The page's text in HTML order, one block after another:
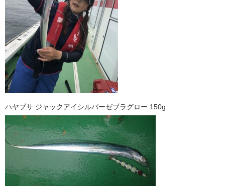
ハヤブサ ジャックアイシルバーゼブラグロー 150g